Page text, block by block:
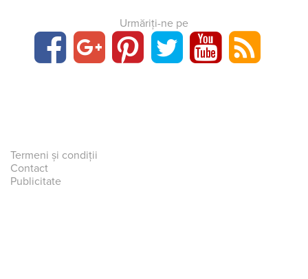
Urmăriți-ne pe
Termeni și condiții
Contact
Publicitate